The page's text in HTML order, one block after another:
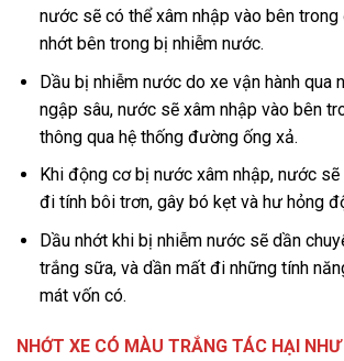
nước sẽ có thể xâm nhập vào bên
nhớt bên trong bị nhiễm nước.
Dầu bị nhiễm nước do xe vận hành qua
ngập sâu, nước sẽ xâm nhập vào bên
thông qua hệ thống đường ống xả.
Khi động cơ bị nước xâm nhập, nước
đi tính bôi trơn, gây bó kẹt và hư hỏng
Dầu nhớt khi bị nhiễm nước sẽ dần
trắng sữa, và dần mất đi những tính
mát vốn có.
NHỚT XE CÓ MÀU TRẮNG TÁC HẠI